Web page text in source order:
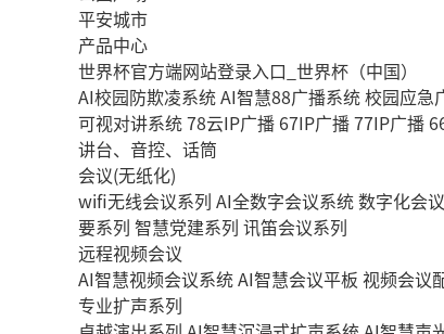
平安城市
产品中心
世界杯官方端网站登录入口_世界杯（中国）
AI校园防欺凌系统AI智慧88广播系统校园应急
可视对讲系统78云IP广播 67IP广播77IP广播
讲台、音控、话筒
会议(无纸化)
wifi无线会议系列 AI全数字会议系统数字化会
要系列 智慧党建系列 讯笛会议系列
远程视频会议
AI智慧视频会议系统AI智慧会议平板 视频会议
专业扩声系列